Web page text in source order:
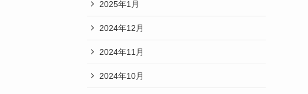
2025年1月
2024年12月
2024年11月
2024年10月